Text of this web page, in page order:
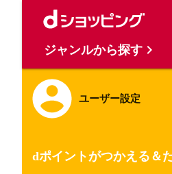
ユーザー設定
dポイントがつかえる＆
ジャンルから探す